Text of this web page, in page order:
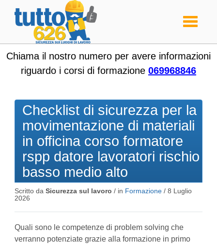
Toggle
Chiama il nostro numero per avere informazioni
riguardo i corsi di formazione 069968846
Checklist di sicurezza per la
movimentazione di materiali
in officina corso formatore
rspp datore lavoratori rischio
basso medio alto
Scritto da Sicurezza sul lavoro / in Formazione / 8 Luglio
2026
Quali sono le competenze di problem solving che
verranno potenziate grazie alla formazione in primo